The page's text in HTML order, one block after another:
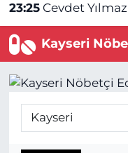
23:25 Cevdet Yılmaz:
Kayseri
SAĞLIK
DÜNYA
EĞİTİM
ÖZEL HABER
Trafik Durumu
Süper Lig
Tüm Manşetler
Son Dakika